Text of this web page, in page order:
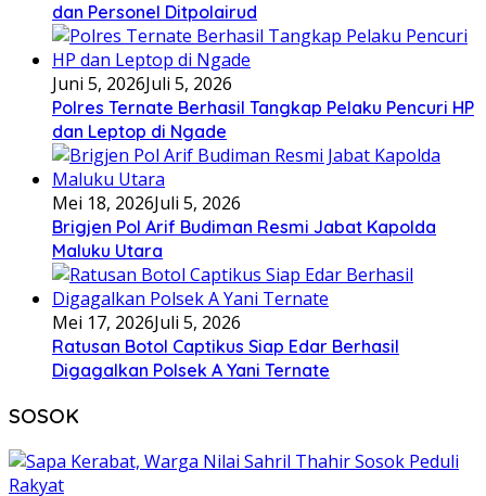
dan Personel Ditpolairud
Juni 5, 2026Juli 5, 2026
Polres Ternate Berhasil Tangkap Pelaku Pencuri HP
dan Leptop di Ngade
Mei 18, 2026Juli 5, 2026
Brigjen Pol Arif Budiman Resmi Jabat Kapolda
Maluku Utara
Mei 17, 2026Juli 5, 2026
Ratusan Botol Captikus Siap Edar Berhasil
Digagalkan Polsek A Yani Ternate
SOSOK